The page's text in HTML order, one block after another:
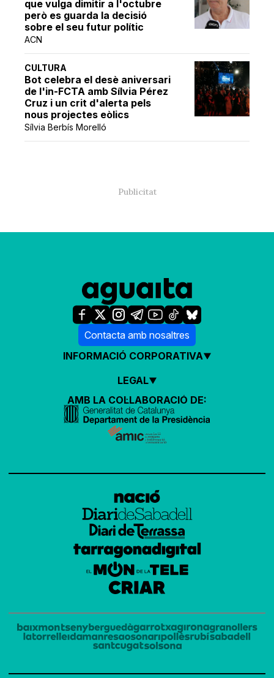
que vulga dimitir a l'octubre
però es guarda la decisió
sobre el seu futur polític
ACN
CULTURA
Bot celebra el desè aniversari
de l'in-FCTA amb Sílvia Pérez
Cruz i un crit d'alerta pels
nous projectes eòlics
Sílvia Berbís Morelló
Contacta amb nosaltres
INFORMACIÓ CORPORATIVA
LEGAL
AMB LA COL·LABORACIÓ DE: